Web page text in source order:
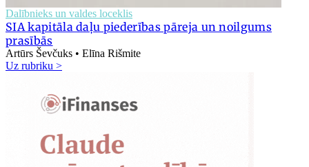
Dalībnieks un valdes loceklis
SIA kapitāla daļu piederības pāreja un noilgums
prasībās
Artūrs Ševčuks • Elīna Rišmite
Uz rubriku >